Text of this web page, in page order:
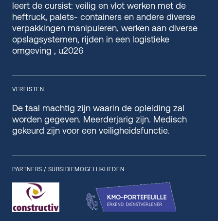
leert de cursist: veilig en vlot werken met de
heftruck, palets- containers en andere diverse
verpakkingen manipuleren, werken aan diverse
opslagsystemen, rijden in een logistieke
omgeving , u2026
VEREISTEN
De taal machtig zijn waarin de opleiding zal
worden gegeven. Meerderjarig zijn. Medisch
gekeurd zijn voor een veiligheidsfunctie.
PARTNERS / SUBSIDIEMOGELIJKHEDEN